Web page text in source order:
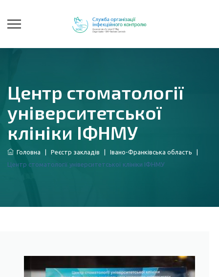
Центр стоматології
університетської
клініки ІФНМУ
Головна Реєстр закладів Івано-Франківська область
Центр стоматології університетської клініки ІФНМУ